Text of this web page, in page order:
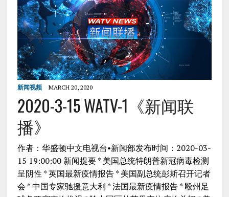
新闻视频 MARCH 20, 2020
2020-3-15 WATV-1《新闻联
播》
作者：华盛顿中文电视台•新闻部发布时间：2020-03-
15 19:00:00 新闻提要 * 美国总统特朗普新冠病毒检测
呈阴性 * 英国最新疫情报告 * 美国副总统彭斯召开记者
会 * 中国专家驰援意大利 * 法国最新疫情报告 * 殴州足